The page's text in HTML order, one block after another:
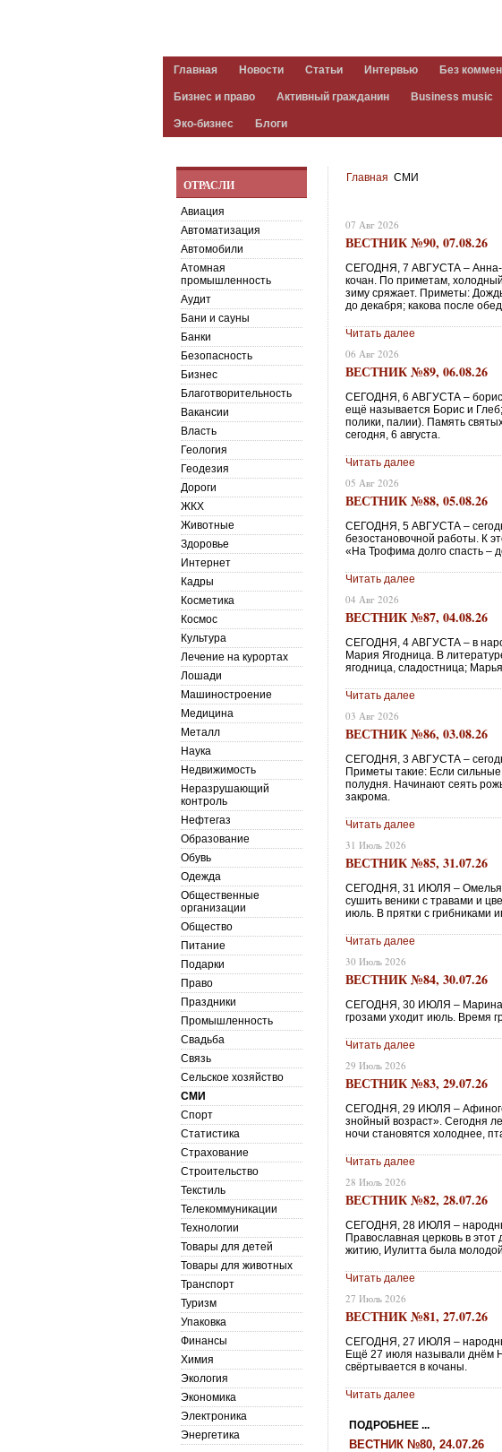
Главная Новости Статьи Интервью Без
Бизнес и право Активный гражданин Business music
Эко-бизнес Блоги
Главная СМИ
07 Авг 2026
ВЕСТНИК №90, 07.08.26
СЕГОДНЯ, 7 АВГУСТА – Анна-
кочан. По приметам,
зиму сряжает. Приметы:
до декабря; какова после
Читать далее
06 Авг 2026
ВЕСТНИК №89, 06.08.26
СЕГОДНЯ, 6 АВГУСТА –
ещё называется Борис и
полики, палии). Память
сегодня, 6 августа.
Читать далее
05 Авг 2026
ВЕСТНИК №88, 05.08.26
СЕГОДНЯ, 5 АВГУСТА –
безостановочной работы. К
«На Трофима долго спасть –
Читать далее
04 Авг 2026
ВЕСТНИК №87, 04.08.26
СЕГОДНЯ, 4 АВГУСТА – в
Мария Ягодница. В
ягодница, сладостница;
Читать далее
03 Авг 2026
ВЕСТНИК №86, 03.08.26
СЕГОДНЯ, 3 АВГУСТА –
Приметы такие: Если
полудня. Начинают сеять
закрома.
Читать далее
31 Июль 2026
ВЕСТНИК №85, 31.07.26
СЕГОДНЯ, 31 ИЮЛЯ –
сушить веники с травами и
июль. В прятки с грибниками
Читать далее
30 Июль 2026
ВЕСТНИК №84, 30.07.26
СЕГОДНЯ, 30 ИЮЛЯ – Марина
грозами уходит июль. Время
Читать далее
29 Июль 2026
ВЕСТНИК №83, 29.07.26
СЕГОДНЯ, 29 ИЮЛЯ –
знойный возраст». Сегодня
ночи становятся холоднее,
Читать далее
28 Июль 2026
ВЕСТНИК №82, 28.07.26
СЕГОДНЯ, 28 ИЮЛЯ –
Православная церковь в
житию, Иулитта была
Читать далее
27 Июль 2026
ВЕСТНИК №81, 27.07.26
СЕГОДНЯ, 27 ИЮЛЯ –
Ещё 27 июля называли днём
свёртывается в кочаны.
Читать далее
ПОДРОБНЕЕ ...
ВЕСТНИК №80, 24.07.26
ОТРАСЛИ
Авиация
Автоматизация
Автомобили
Атомная
промышленность
Аудит
Бани и сауны
Банки
Безопасность
Бизнес
Благотворительность
Вакансии
Власть
Геология
Геодезия
Дороги
ЖКХ
Животные
Здоровье
Интернет
Кадры
Косметика
Космос
Культура
Лечение на курортах
Лошади
Машиностроение
Медицина
Металл
Наука
Недвижимость
Неразрушающий
контроль
Нефтегаз
Образование
Обувь
Одежда
Общественные
организации
Общество
Питание
Подарки
Право
Праздники
Промышленность
Свадьба
Связь
Сельское хозяйство
СМИ
Спорт
Статистика
Страхование
Строительство
Текстиль
Телекоммуникации
Технологии
Товары для детей
Товары для животных
Транспорт
Туризм
Упаковка
Финансы
Химия
Экология
Экономика
Электроника
Энергетика